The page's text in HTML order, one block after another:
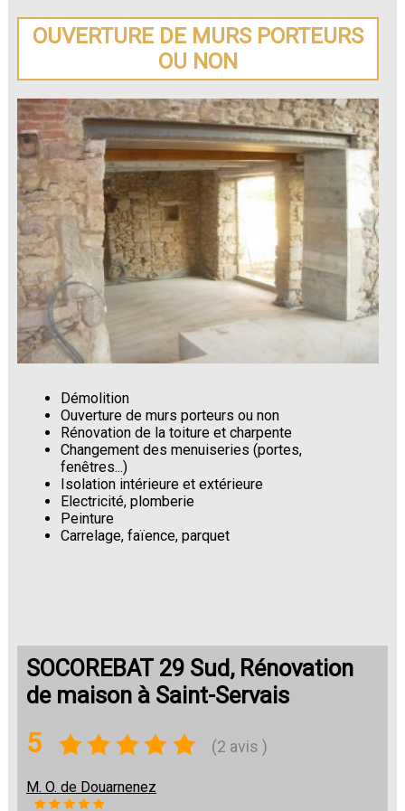
OUVERTURE DE MURS PORTEURS
OU NON
Démolition
Ouverture de murs porteurs ou non
Rénovation de la toiture et charpente
Changement des menuiseries (portes,
fenêtres...)
Isolation intérieure et extérieure
Electricité, plomberie
Peinture
Carrelage, faïence, parquet
SOCOREBAT 29 Sud, Rénovation
de maison à Saint-Servais
5 (2 avis )
M. O. de Douarnenez